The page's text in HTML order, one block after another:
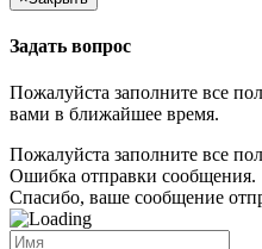
Задать вопрос
Пожалуйста заполните все
вами в ближайшее время.
Пожалуйста заполните все
Ошибка отправки сообщения.
Спасибо, ваше сообщение